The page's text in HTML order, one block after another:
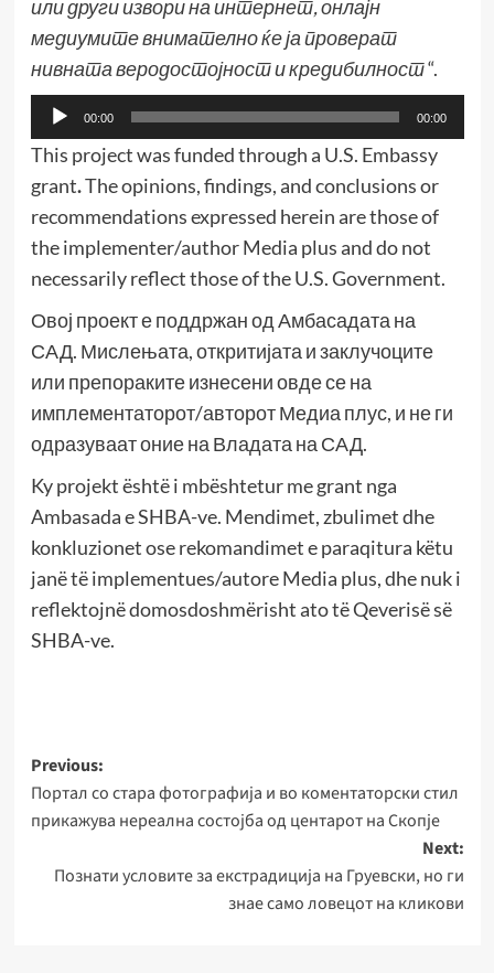
или други извори на интернет, онлајн
медиумите внимателно ќе ја проверат
нивната веродостојност и кредибилност“.
Аудио
плејер
00:00 00:00
This project was funded through a U.S. Embassy
grant.The opinions, findings, and conclusions or
recommendations expressed herein are those of
the implementer/author Media plus and do not
necessarily reflect those of the U.S. Government.
Овој проект е поддржан од Амбасадата на
САД. Мислењата, откритијата и заклучоците
или препораките изнесени овде се на
имплементаторот/авторот Медиа плус, и не ги
одразуваат оние на Владата на САД.
Ky projekt është i mbështetur me grant nga
Ambasada e SHBA-ve. Mendimet, zbulimet dhe
konkluzionet ose rekomandimet e paraqitura këtu
janë të implementues/autore Media plus, dhe nuk i
reflektojnë domosdoshmërisht ato të Qeverisë së
SHBA-ve.
Post
navigation
Previous:
Портал со стара фотографија и во коментаторски стил
прикажува нереална состојба од центарот на Скопје
Next:
Познати условите за екстрадиција на Груевски, но ги
знае само ловецот на кликови